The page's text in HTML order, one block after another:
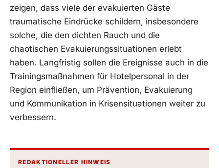
zeigen, dass viele der evakuierten Gäste
traumatische Eindrücke schildern, insbesondere
solche, die den dichten Rauch und die
chaotischen Evakuierungssituationen erlebt
haben. Langfristig sollen die Ereignisse auch in die
Trainingsmaßnahmen für Hotelpersonal in der
Region einfließen, um Prävention, Evakuierung
und Kommunikation in Krisensituationen weiter zu
verbessern.
REDAKTIONELLER HINWEIS